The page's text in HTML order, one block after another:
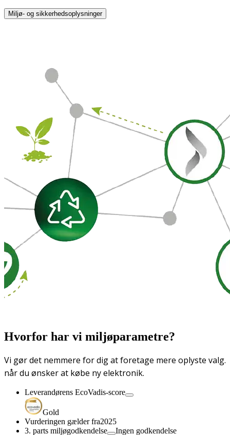
Miljø- og sikkerhedsoplysninger
Hvorfor har vi miljøparametre?
Vi gør det nemmere for dig at foretage mere oplyste valg.
når du ønsker at købe ny elektronik.
Leverandørens EcoVadis-score
Gold
Vurderingen gælder fra2025
3. parts miljøgodkendelse
Ingen godkendelse